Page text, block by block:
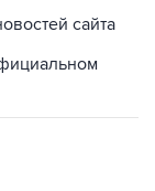
сайта